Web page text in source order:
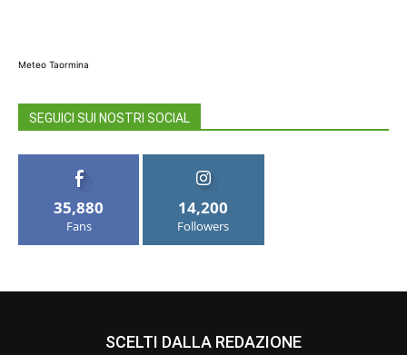
Meteo Taormina
SEGUICI SUI NOSTRI SOCIAL
35,880
Fans
14,200
Followers
SCELTI DALLA REDAZIONE